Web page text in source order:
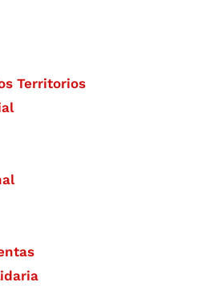
Territorios